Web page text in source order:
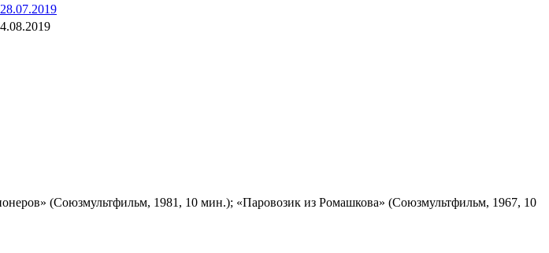
28.07.2019
(Союзмультфильм, 1981, 10 мин.); «Паровозик из Ромашкова» (Союзмультфильм, 1967, 10